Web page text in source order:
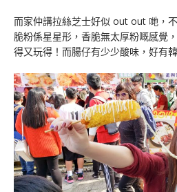
而家仲講拉絲芝士好似 out out 哋，
脆粉係星星形，香脆無太厚粉嘅感覺
得又玩得！而腸仔有少少酸味，好有